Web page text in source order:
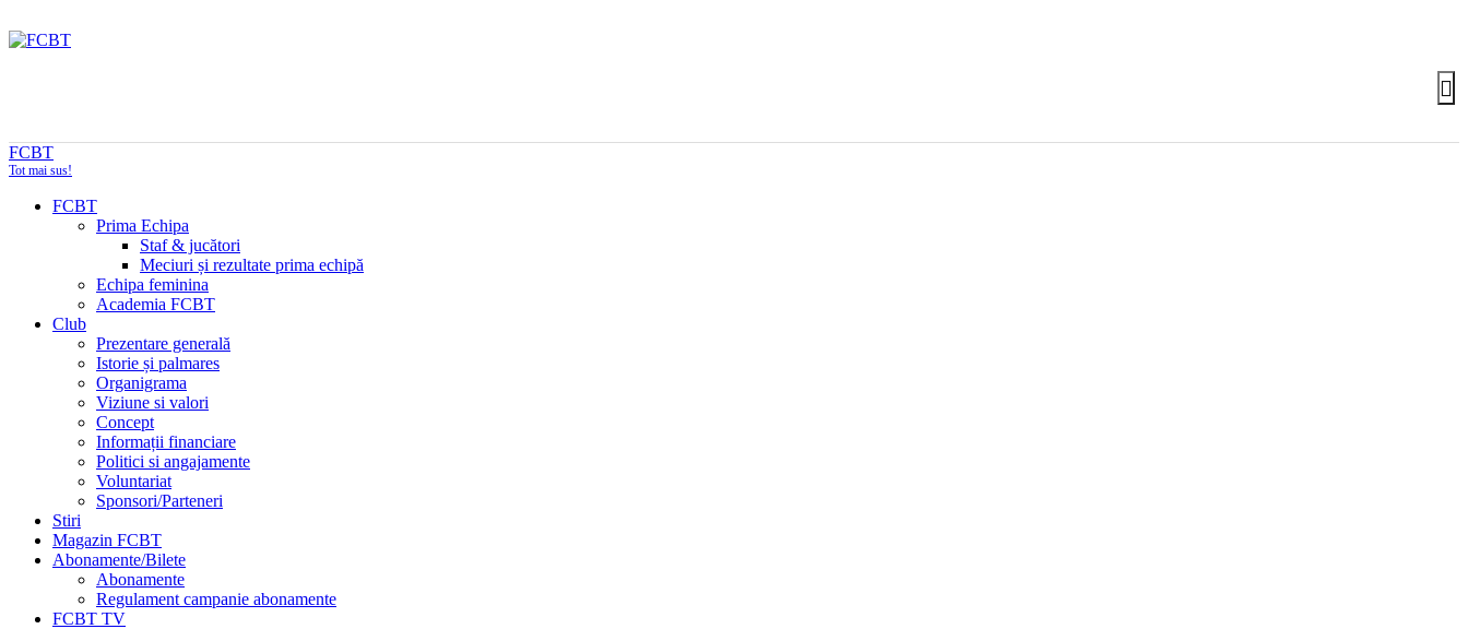
FCBT
Tot mai sus!
FCBT
Prima Echipa
Staf & jucători
Meciuri și rezultate prima echipă
Echipa feminina
Academia FCBT
Club
Prezentare generală
Istorie și palmares
Organigrama
Viziune si valori
Concept
Informații financiare
Politici si angajamente
Voluntariat
Sponsori/Parteneri
Stiri
Magazin FCBT
Abonamente/Bilete
Abonamente
Regulament campanie abonamente
FCBT TV